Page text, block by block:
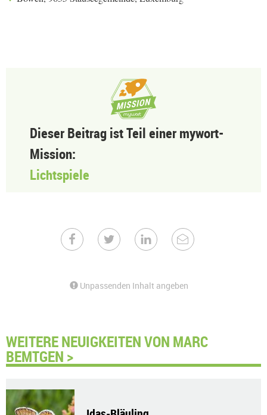
Dieser Beitrag ist Teil einer mywort-
Mission:
Lichtspiele
Unpassenden Inhalt angeben
WEITERE NEUIGKEITEN VON MARC
BEMTGEN >